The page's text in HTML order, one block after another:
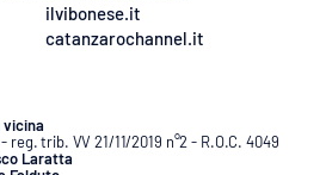
ilvibonese.it
catanzarochannel.it
vicina
trib. VV 21/11/2019 n°2 - R.O.C. 4049
Laratta